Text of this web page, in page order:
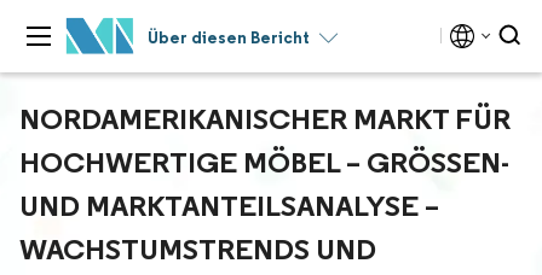
Über diesen Bericht
NORDAMERIKANISCHER MARKT FÜR
HOCHWERTIGE MÖBEL – GRÖSSEN- U
ND MARKTANTEILSANALYSE – W
ACHSTUMSTRENDS UND P